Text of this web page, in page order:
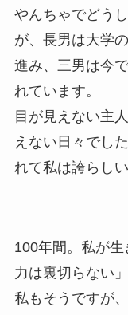
やんちゃでどう
が、長男は大学
進み、三男は今
れています。
目が見えない主
えない日々でし
れて私は誇らし
100年間。私が
力は裏切らない
私もそうですが